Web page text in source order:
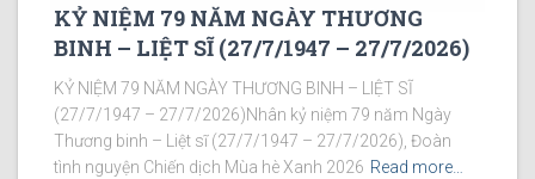
KỶ NIỆM 79 NĂM NGÀY THƯƠNG
BINH – LIỆT SĨ (27/7/1947 – 27/7/2026)
KỶ NIỆM 79 NĂM NGÀY THƯƠNG BINH – LIỆT SĨ
(27/7/1947 – 27/7/2026)Nhân kỷ niệm 79 năm Ngày
Thương binh – Liệt sĩ (27/7/1947 – 27/7/2026), Đoàn
tình nguyện Chiến dịch Mùa hè Xanh 2026 Read more…